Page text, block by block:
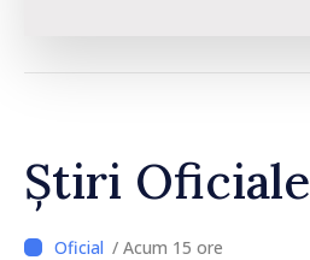
Știri Oficiale
/ Acum 15 ore